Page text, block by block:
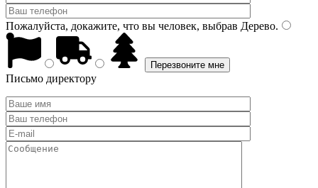
Пожалуйста, докажите, что вы человек, выбрав Дерево.
Письмо директору